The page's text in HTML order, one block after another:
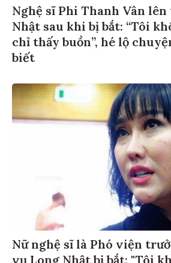
Nghệ sĩ Phi Thanh Vân
Nhật sau khi bị bắt: “Tôi
chỉ thấy buồn”, hé lộ
biết
Nữ nghệ sĩ là Phó viện
vụ Long Nhật bị bắt: "Tôi